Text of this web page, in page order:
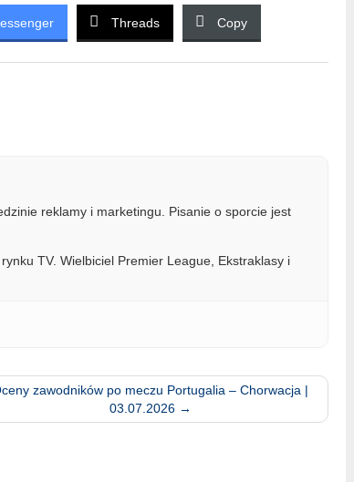
Threads Copy
reklamy i marketingu. Pisanie o sporcie jest
TV. Wielbiciel Premier League, Ekstraklasy i
zawodników po meczu Portugalia – Chorwacja |
03.07.2026 →